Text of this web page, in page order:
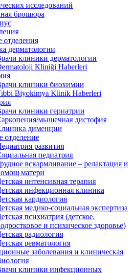
исследований
брошюра
отделения
дерматологии
клиники дерматологии
Kliniği Haberleri
клиники биохимии
Biyokimya Klinik Haberleri
клиники гериатрии
мышечная дистофия
дименции
отделение
развития
педиатрия
вскармливание – релактация и
матери
интенсивная терапия
инфекционная клиника
кардиология
медико-социальная экспертиза
психиатрия (детское,
и психическое здоровье)
радиология
ревматология
заболевания и клиническая
клиники инфекционных